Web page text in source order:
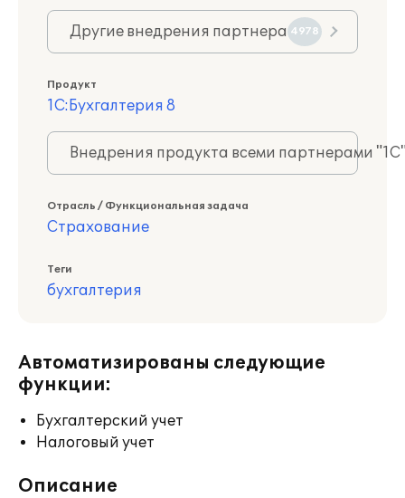
Другие внедрения партнера 4978
Продукт
1С:Бухгалтерия 8
Внедрения продукта всеми партнерами
Отрасль / Функциональная задача
Страхование
Теги
бухгалтерия
Автоматизированы следующие
функции:
Бухгалтерский учет
Налоговый учет
Описание